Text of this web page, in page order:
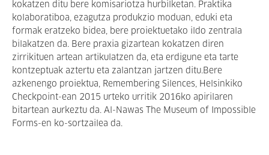
kokatzen ditu bere komisariotza hurbilketan. Praktika
kolaboratiboa, ezagutza produkzio moduan, eduki eta
formak eratzeko bidea, bere proiektuetako ildo zentrala
bilakatzen da. Bere praxia gizartean kokatzen diren
zirrikituen artean artikulatzen da, eta erdigune eta tarte
kontzeptuak aztertu eta zalantzan jartzen ditu.Bere
azkenengo proiektua, Remembering Silences, Helsinkiko
Checkpoint-ean 2015 urteko urritik 2016ko apirilaren
bitartean aurkeztu da. Al-Nawas The Museum of Impossible
Forms-en ko-sortzailea da.